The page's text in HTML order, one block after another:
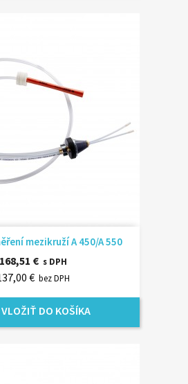
mezikruží A 450/A 550
168,51 € s DPH
€ bez DPH
VLOŽIŤ DO KOŠÍKA